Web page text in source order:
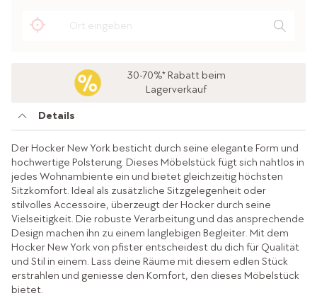
30-70%* Rabatt beim
Lagerverkauf
Details
Der Hocker New York besticht durch seine elegante Form und
hochwertige Polsterung. Dieses Möbelstück fügt sich nahtlos in
jedes Wohnambiente ein und bietet gleichzeitig höchsten
Sitzkomfort. Ideal als zusätzliche Sitzgelegenheit oder
stilvolles Accessoire, überzeugt der Hocker durch seine
Vielseitigkeit. Die robuste Verarbeitung und das ansprechende
Design machen ihn zu einem langlebigen Begleiter. Mit dem
Hocker New York von pfister entscheidest du dich für Qualität
und Stil in einem. Lass deine Räume mit diesem edlen Stück
erstrahlen und geniesse den Komfort, den dieses Möbelstück
bietet.